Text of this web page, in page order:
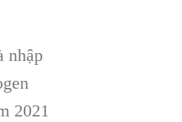
nhập
2021